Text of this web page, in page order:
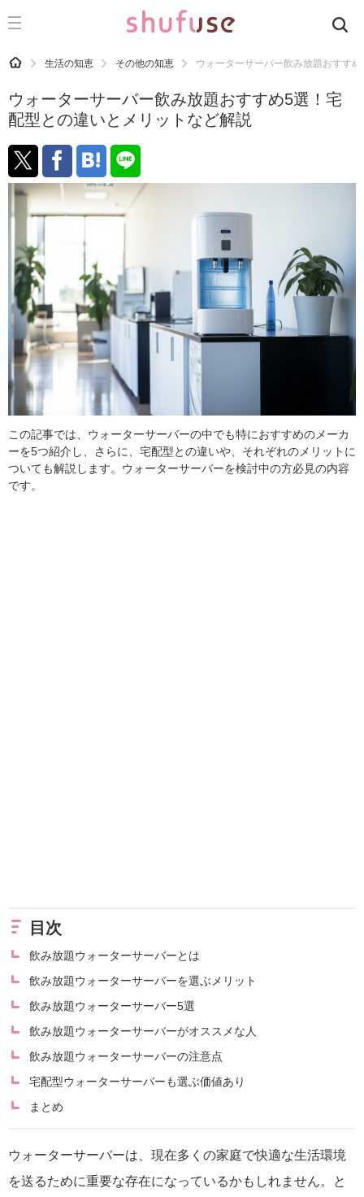
CATEGORY 記事カテゴリ
運気
洗濯
生活の知恵
お金
マナー
趣味
食材辞典
おすすめ
HOME 生活の知恵 その他の知恵 ウォーターサーバー飲み放題おすす
ウォーターサーバー飲み放題おすすめ5選！宅
配型との違いとメリットなど解説
この記事では、ウォーターサーバーの中でも特におすすめのメーカ
ーを5つ紹介し、さらに、宅配型との違いや、それぞれのメリットに
ついても解説します。ウォーターサーバーを検討中の方必見の内容
です。
目次
飲み放題ウォーターサーバーとは
飲み放題ウォーターサーバーを選ぶメリット
飲み放題ウォーターサーバー5選
飲み放題ウォーターサーバーがオススメな人
飲み放題ウォーターサーバーの注意点
宅配型ウォーターサーバーも選ぶ価値あり
まとめ
ウォーターサーバーは、現在多くの家庭で快適な生活環境
を送るために重要な存在になっているかもしれません。と